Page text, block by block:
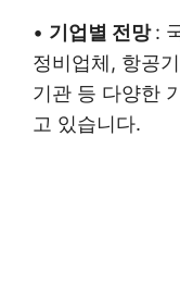
• 기업별 전망:
정비업체, 항공
기관 등 다양한
고 있습니다.